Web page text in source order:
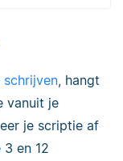
, hangt
vanuit je
je scriptie af
en 12